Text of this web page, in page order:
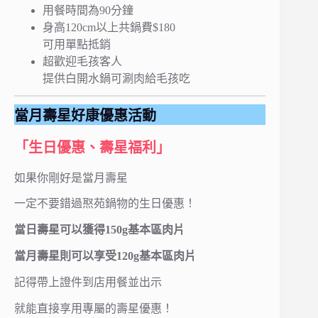
用餐時間為90分鐘
身高120cm以上共鍋費$180
可用單點抵銷
超歡迎毛孩客人
提供白開水鍋可涮肉給毛孩吃
當月壽星好康優惠活動
「生日優惠、壽星福利」
如果你剛好是當月壽星
一定不要錯過焣苑鍋物的生日優惠！
當日壽星可以獲得150g基本區肉片
當月壽星則可以享受120g基本區肉片
記得帶上證件到店用餐並出示
就能直接享用專屬的壽星優惠！